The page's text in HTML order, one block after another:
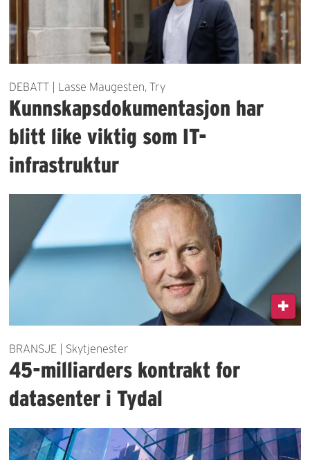
DEBATT | Lasse Maugesten, Try
Kunnskapsdokumentasjon har
blitt like viktig som IT-
infrastruktur
BRANSJE | Skytjenester
45-milliarders kontrakt for
datasenter i Tydal